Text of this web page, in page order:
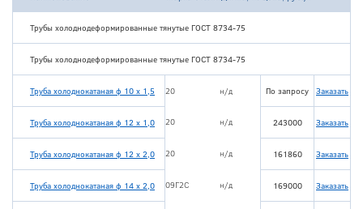
Трубы холоднодеформированные тянутые ГОСТ 8734-75
Трубы холоднодеформированные тянутые ГОСТ 8734-75
Труба холоднокатаная ф 10 х 1,5 20 н/д По запросу Заказать
Труба холоднокатаная ф 12 х 1,0 20 н/д 243000 Заказать
Труба холоднокатаная ф 12 х 2,0 20 н/д 161860 Заказать
Труба холоднокатаная ф 14 х 2,0 09Г2С н/д 169000 Заказать